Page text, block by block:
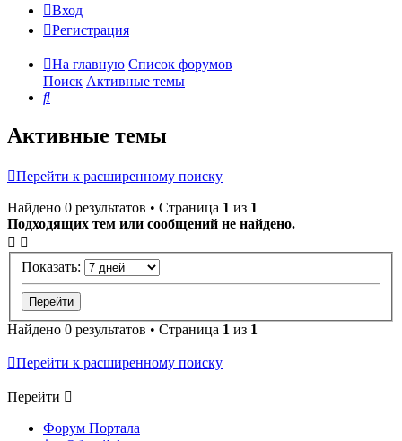
Вход
Регистрация
На главную Список форумов
Поиск Активные темы
Поиск
Активные темы
Перейти к расширенному поиску
Найдено 0 результатов • Страница 1 из 1
Подходящих тем или сообщений не найдено.
Показать:
Найдено 0 результатов • Страница 1 из 1
Перейти к расширенному поиску
Перейти
Форум Портала